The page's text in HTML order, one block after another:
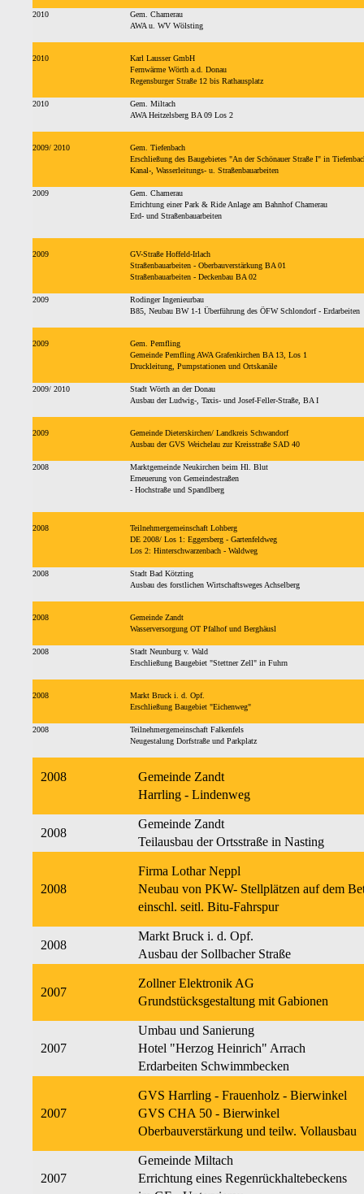
2010
Gem. Chamerau
AWA u. WV Wölsting
2010
Karl Lausser GmbH
Fernwärme Wörth a.d. Donau
Regensburger Straße 12 bis Rathausplatz
2010
Gem. Miltach
AWA Heitzelsberg BA 09 Los 2
2009/ 2010
Gem. Tiefenbach
Erschließung des Baugebietes "An der Schönauer Straße I" in
Kanal-, Wasserleitungs- u. Straßenbauarbeiten
2009
Gem. Chamerau
Errichtung einer Park & Ride Anlage am Bahnhof Chamerau
Erd- und Straßenbauarbeiten
2009
GV-Straße Hoffeld-Irlach
Straßenbauarbeiten - Oberbauverstärkung BA 01
Straßenbauarbeiten - Deckenbau BA 02
2009
Rodinger Ingenieurbau
B85, Neubau BW 1-1 Überführung des ÖFW Schlondorf - Erdarbeiten
2009
Gem. Pemfling
Gemeinde Pemfling AWA Grafenkirchen BA 13, Los 1
Druckleitung, Pumpstationen und Ortskanäle
2009/ 2010
Stadt Wörth an der Donau
Ausbau der Ludwig-, Taxis- und Josef-Feller-Straße, BA I
2009
Gemeinde Dieterskirchen/ Landkreis Schwandorf
Ausbau der GVS Weichelau zur Kreisstraße SAD 40
2008
Marktgemeinde Neukirchen beim Hl. Blut
Erneuerung von Gemeindestraßen
- Hochstraße und Spandlberg
2008
Teilnehmergemeinschaft Lohberg
DE 2008/ Los 1: Eggersberg - Gartenfeldweg
Los 2: Hinterschwarzenbach - Waldweg
2008
Stadt Bad Kötzting
Ausbau des forstlichen Wirtschaftsweges Achselberg
2008
Gemeinde Zandt
Wasserversorgung OT Pfalhof und Berghäusl
2008
Stadt Neunburg v. Wald
Erschließung Baugebiet "Stettner Zell" in Fuhrn
2008
Markt Bruck i. d. Opf.
Erschließung Baugebiet "Eichenweg"
2008
Teilnehmergemeinschaft Falkenfels
Neugestalung Dorfstraße und Parkplatz
2008
Gemeinde Zandt
Harrling - Lindenweg
2008
Gemeinde Zandt
Teilausbau der Ortsstraße in Nasting
2008
Firma Lothar Neppl
Neubau von PKW- Stellplätzen auf dem
einschl. seitl. Bitu-Fahrspur
2008
Markt Bruck i. d. Opf.
Ausbau der Sollbacher Straße
2007
Zollner Elektronik AG
Grundstücksgestaltung mit Gabionen
2007
Umbau und Sanierung
Hotel "Herzog Heinrich" Arrach
Erdarbeiten Schwimmbecken
2007
GVS Harrling - Frauenholz - Bierwinkel
GVS CHA 50 - Bierwinkel
Oberbauverstärkung und teilw. Vollausbau
2007
Gemeinde Miltach
Errichtung eines Regenrückhaltebeckens